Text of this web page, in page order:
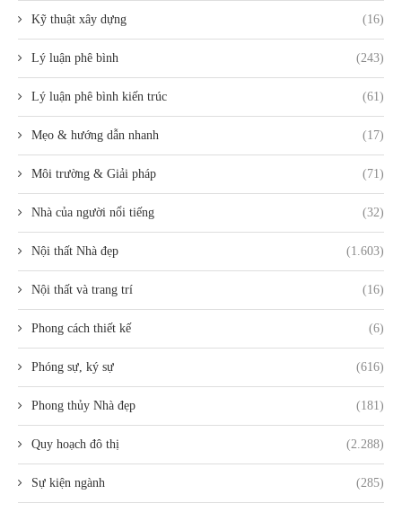
Kỹ thuật xây dựng (16)
Lý luận phê bình (243)
Lý luận phê bình kiến trúc (61)
Mẹo & hướng dẫn nhanh (17)
Môi trường & Giải pháp (71)
Nhà của người nổi tiếng (32)
Nội thất Nhà đẹp (1.603)
Nội thất và trang trí (16)
Phong cách thiết kế (6)
Phóng sự, ký sự (616)
Phong thủy Nhà đẹp (181)
Quy hoạch đô thị (2.288)
Sự kiện ngành (285)